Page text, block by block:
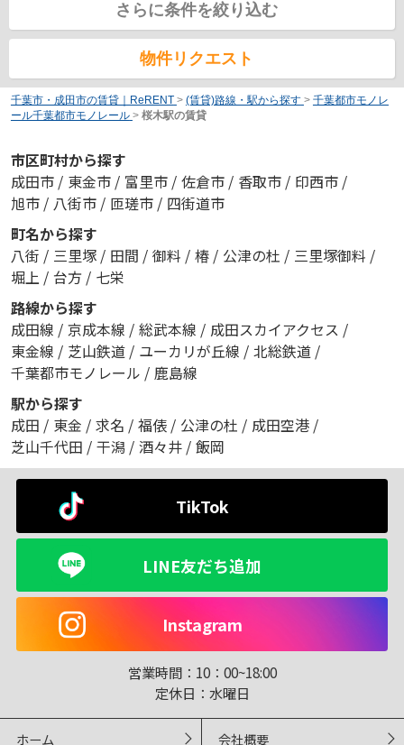
さらに条件を絞り込む
物件リクエスト
千葉市・成田市の賃貸｜ReRENT > (賃貸)路線・駅から探す > 千葉都市モノレ
ール千葉都市モノレール > 桜木駅の賃貸
市区町村から探す
成田市 / 東金市 / 富里市 / 佐倉市 / 香取市 / 印西市 /
旭市 / 八街市 / 匝瑳市 / 四街道市
町名から探す
八街 / 三里塚 / 田間 / 御料 / 椿 / 公津の杜 / 三里塚御料 /
堀上 / 台方 / 七栄
路線から探す
成田線 / 京成本線 / 総武本線 / 成田スカイアクセス /
東金線 / 芝山鉄道 / ユーカリが丘線 / 北総鉄道 /
千葉都市モノレール / 鹿島線
駅から探す
成田 / 東金 / 求名 / 福俵 / 公津の杜 / 成田空港 /
芝山千代田 / 干潟 / 酒々井 / 飯岡
TikTok
LINE友だち追加
Instagram
営業時間： 10：00~18:00
定休日： 水曜日
ホーム 会社概要